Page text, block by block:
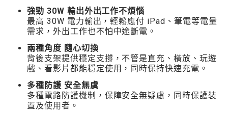
強勁 30W 輸出外出工作不煩惱
最高 30W 電力輸出，輕鬆應付 iPad、筆電等電量
需求，外出工作也不怕中途斷電。
兩種角度 隨心切換
背後支架提供穩定支撐，不管是直充、橫放、玩遊
戲、看影片都能穩定使用，同時保持快速充電。
多種防護 安全無虞
多種電路防護機制，保障安全無疑慮，同時保護裝
置及使用者。